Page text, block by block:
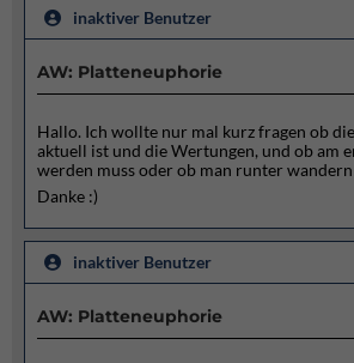
inaktiver Benutzer
AW: Platteneuphorie
Hallo. Ich wollte nur mal kurz fragen ob
aktuell ist und die Wertungen, und ob am
werden muss oder ob man runter wandern
Danke :)
inaktiver Benutzer
AW: Platteneuphorie